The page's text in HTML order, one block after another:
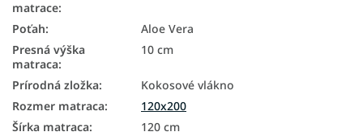
matrace:
Poťah:
Aloe Vera
Presná výška
matraca:
10 cm
Prírodná zložka:
Kokosové vlákno
Rozmer matraca:
120x200
Šírka matraca:
120 cm